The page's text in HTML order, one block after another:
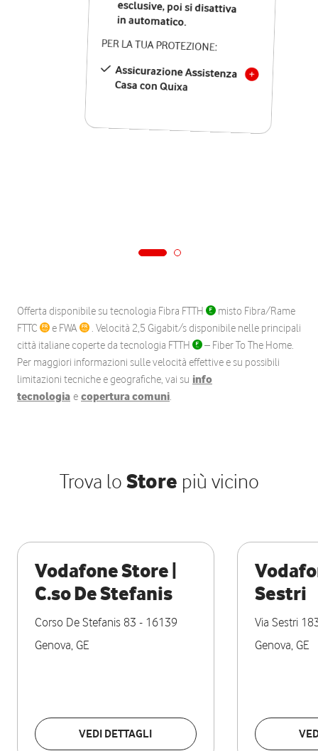
in automatico.
PER LA TUA PROTEZIONE:
Assicurazione Assistenza
Casa con Quixa
Offerta disponibile su tecnologia Fibra FTTH
misto Fibra/Rame
FTTC
e FWA
. Velocità 2,5 Gigabit/s disponibile nelle principali
città italiane coperte da tecnologia FTTH
– Fiber To The Home.
Per maggiori informazioni sulle velocità effettive e su possibili
limitazioni tecniche e geografiche, vai su info
tecnologia e copertura comuni.
Trova lo Store più vicino
Vodafone Store |
C.so De Stefanis
Corso De Stefanis 83 - 16139
Genova, GE
VEDI DETTAGLI
Sestri
Via Sestri
Genova, GE